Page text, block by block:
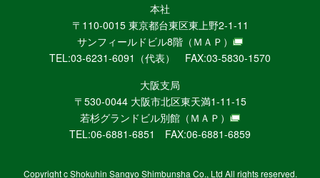
産
業
新
聞
社
ニ
ュ
ー
WEB
本社
〒110-0015 東京都台東区東上野2-1-11
サンフィールドビル8階 （ＭＡＰ）
TEL:03-6231-6091（代表） FAX:03-5830-1570
大阪支局
〒530-0044 大阪市北区東天満1-11-15
若杉グランドビル別館 （ＭＡＰ）
TEL:06-6881-6851 FAX:06-6881-6859
Copyright c Shokuhin Sangyo Shimbunsha Co., Ltd All rights reserved.